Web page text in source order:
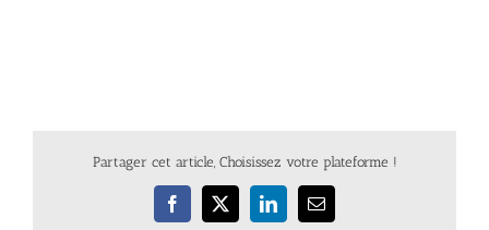
Partager cet article, Choisissez votre plateforme !
Facebook
X LinkedInEmail